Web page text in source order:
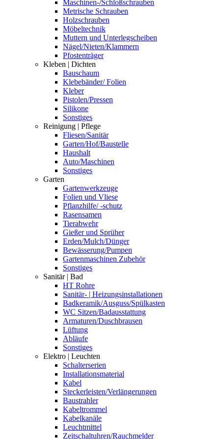
Maschinen-/Schloßschrauben
Metrische Schrauben
Holzschrauben
Möbeltechnik
Muttern und Unterlegscheiben
Nägel/Nieten/Klammern
Pfostenträger
Kleben | Dichten
Bauschaum
Klebebänder/ Folien
Kleber
Pistolen/Pressen
Silikone
Sonstiges
Reinigung | Pflege
Fliesen/Sanitär
Garten/Hof/Baustelle
Haushalt
Auto/Maschinen
Sonstiges
Garten
Gartenwerkzeuge
Folien und Vliese
Pflanzhilfe/ -schutz
Rasensamen
Tierabwehr
Gießer und Sprüher
Erden/Mulch/Dünger
Bewässerung/Pumpen
Gartenmaschinen Zubehör
Sonstiges
Sanitär | Bad
HT Rohre
Sanitär- | Heizungsinstallationen
Badkeramik/Ausguss/Spülkasten
WC Sitzen/Badausstattung
Armaturen/Duschbrausen
Lüftung
Abläufe
Sonstiges
Elektro | Leuchten
Schalterserien
Installationsmaterial
Kabel
Steckerleisten/Verlängerungen
Baustrahler
Kabeltrommel
Kabelkanäle
Leuchtmittel
Zeitschaltuhren/Rauchmelder